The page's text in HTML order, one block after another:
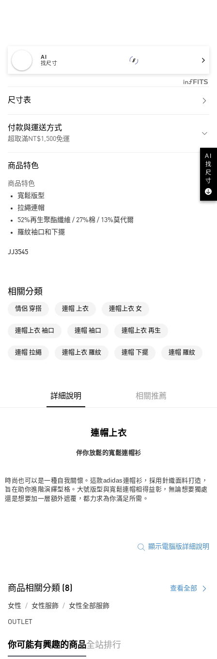
AI
找尺寸
尺寸表
付款與運送方式
超取滿NT$1,500免運
LINE Pay
運送方式
付款後全家取貨
每筆NT$80，滿NT$1,500(含以上)免運費
萊爾富取貨付款
每筆NT$80，滿NT$1,500(含以上)免運費
付款後門市自取
每筆NT$80，滿NT$1,500(含以上)免運費
商品特色
商品特色
寬鬆版型
拉繩連帽
52%再生聚酯纖維 / 27%棉 / 13%莫代爾
羅紋袖口和下擺
JJ3545
相關分類
情侶 穿搭 連帽 上衣 連帽上衣 女
連帽上衣 袖口 連帽 袖口 連帽上衣 再生
連帽 拉繩 連帽上衣 羅紋 連帽 下擺 連帽 羅紋
詳細說明 相關推薦
連帽上衣
伴你放鬆的寬鬆連帽衫
時尚也可以是一種自我關懷。這款adidas連帽衫，採用針織面料打造，
旨在助你進階演繹型格。大號版型與寬鬆連帽相得益彰，無論想要獨處
還是想要加一層額外遮覆，都力求為你滿足所需。
顯示電腦版詳細說明
商品相關分類 (8) 查看全部
女性 女性服飾 女性全部服飾
OUTLET
你可能有興趣的商品全站排行
AI
找
尺
寸